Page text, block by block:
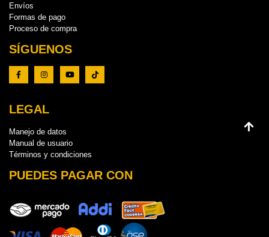
Envíos
Formas de pago
Proceso de compra
SÍGUENOS
LEGAL
Manejo de datos
Manual de usuario
Términos y condiciones
PUEDES PAGAR CON